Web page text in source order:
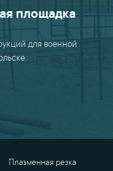
площадка
для военной
Плазменная резка